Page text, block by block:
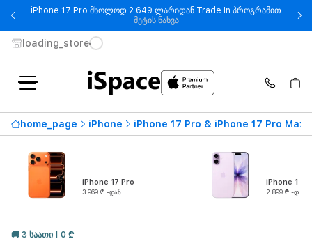
iPhone 17 Pro მხოლოდ 2 649 ლარიდან Trade In პროგრამით
მეტის ნახვა- iPhone 17 Pro მხოლოდ 2 649
loading_store
home_page iPhone iPhone 17 Pro & iPhone 17 Pro Max
iPhone 17 Pro
3 969 ₾ -დან
iPhone 17
2 899 ₾ -დან
🚚 3 ᲡᲐᲐᲗᲘ | 0 ₾